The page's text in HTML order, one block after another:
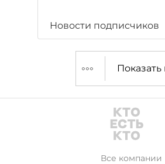
Новости подписчиков
Показать
Все компании